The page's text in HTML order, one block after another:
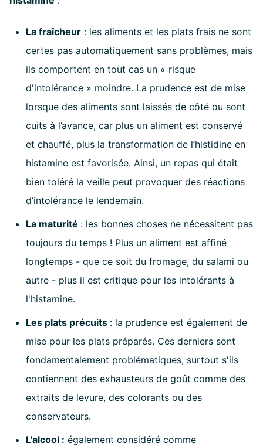
La fraîcheur : les aliments et les plats frais ne sont
certes pas automatiquement sans problèmes, mais
ils comportent en tout cas un « risque
d'intolérance » moindre. La prudence est de mise
lorsque des aliments sont laissés de côté ou sont
cuits à l’avance, car plus un aliment est conservé
et chauffé, plus la transformation de l’histidine en
histamine est favorisée. Ainsi, un repas qui était
bien toléré la veille peut provoquer des réactions
d’intolérance le lendemain.
La maturité : les bonnes choses ne nécessitent pas
toujours du temps ! Plus un aliment est affiné
longtemps - que ce soit du fromage, du salami ou
autre - plus il est critique pour les intolérants à
l'histamine.
Les plats précuits : la prudence est également de
mise pour les plats préparés. Ces derniers sont
fondamentalement problématiques, surtout s'ils
contiennent des exhausteurs de goût comme des
extraits de levure, des colorants ou des
conservateurs.
L'alcool : également considéré comme